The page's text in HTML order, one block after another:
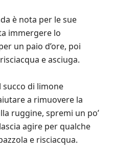
è nota per le sue
immergere lo
un paio d’ore, poi
e asciuga.
succo di limone
a rimuovere la
ruggine, spremi un po’
agire per qualche
e risciacqua.